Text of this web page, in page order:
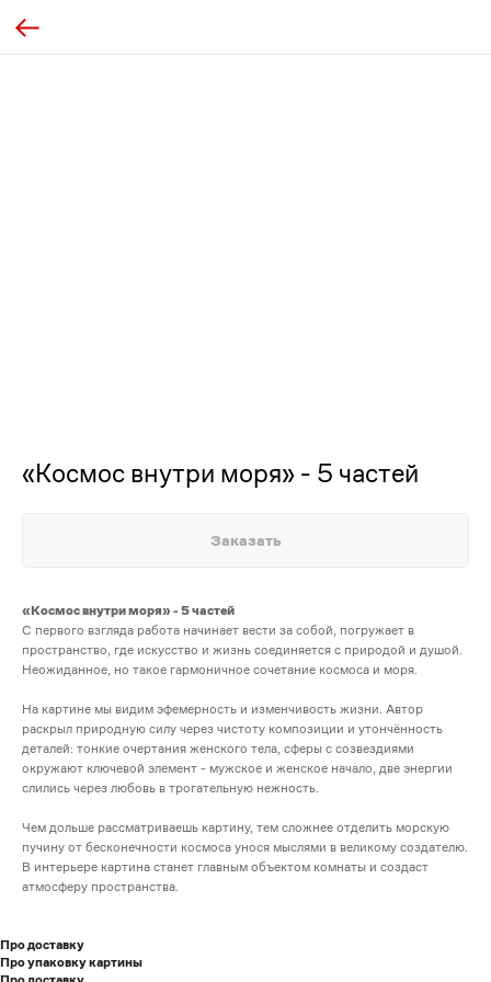
«Космос внутри моря» - 5 частей
Заказать
«Космос внутри моря» - 5 частей
С первого взгляда работа начинает вести за собой, погружает в
пространство, где искусство и жизнь соединяется с природой и душой.
Неожиданное, но такое гармоничное сочетание космоса и моря.
На картине мы видим эфемерность и изменчивость жизни. Автор
раскрыл природную силу через чистоту композиции и утончённость
деталей: тонкие очертания женского тела, сферы с созвездиями
окружают ключевой элемент - мужское и женское начало, две энергии
слились через любовь в трогательную нежность.
Чем дольше рассматриваешь картину, тем сложнее отделить морскую
пучину от бесконечности космоса унося мыслями в великому создателю.
В интерьере картина станет главным объектом комнаты и создаст
атмосферу пространства.
Про доставку
Про упаковку картины